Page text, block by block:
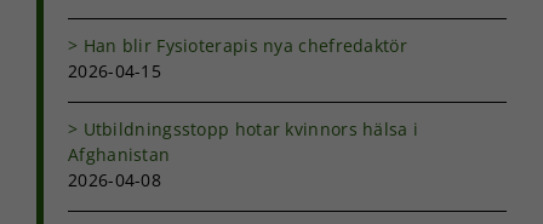
Han blir Fysioterapis nya chefredaktör
2026-04-15
Utbildningsstopp hotar kvinnors hälsa i
Afghanistan
2026-04-08